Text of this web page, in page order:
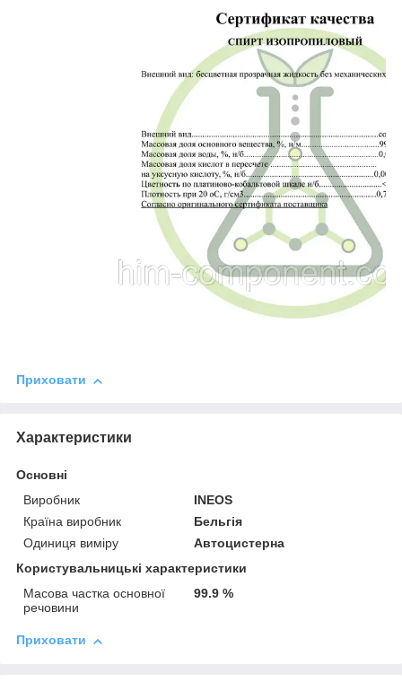
Приховати
Характеристики
Основні
Виробник
INEOS
Країна виробник
Бельгія
Одиниця виміру
Автоцистерна
Користувальницькі характеристики
Масова частка основної
речовини
99.9 %
Приховати